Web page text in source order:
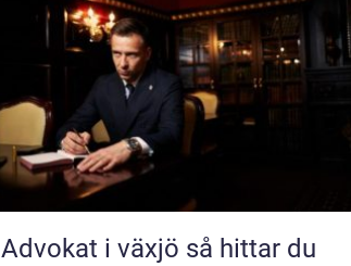
Advokat i växjö så hittar du